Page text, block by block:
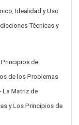
Idealidad y Uso
Técnicas y
de
de los Problemas
La Matriz de
y Los Principios de